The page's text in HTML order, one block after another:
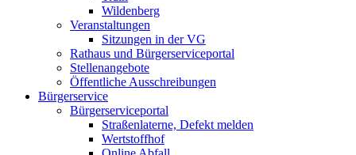
Wildenberg
Veranstaltungen
Sitzungen in der VG
Rathaus und Bürgerserviceportal
Stellenangebote
Öffentliche Ausschreibungen
Bürgerservice
Bürgerserviceportal
Straßenlaterne, Defekt melden
Wertstoffhof